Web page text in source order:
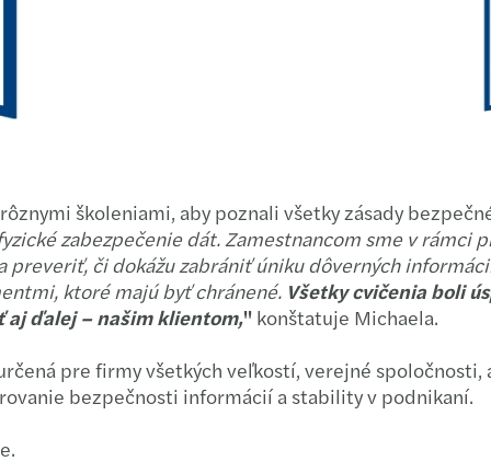
Aká
Ako
školeniami, aby poznali všetky zásady
zabezpečenie dát. Zamestnancom sme v rámci
preveriť, či dokážu zabrániť úniku dôverných
ktoré majú byť chránené. Všetky cvičenia boli
aj ďalej – našim klientom," konštatuje Michaela.
pre firmy všetkých veľkostí, verejné
bezpečnosti informácií a stability v podnikaní.